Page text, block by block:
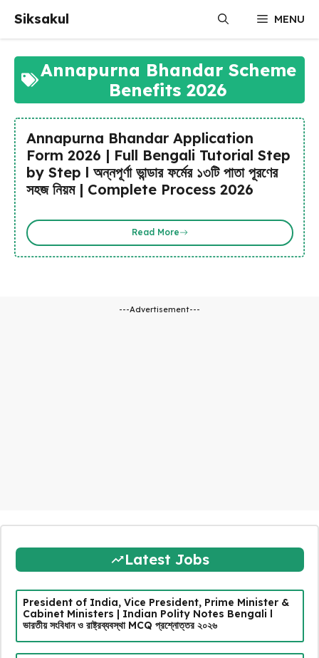
content
Siksakul MENU
Annapurna Bhandar Scheme
Benefits 2026
Annapurna Bhandar Application
Form 2026 | Full Bengali Tutorial Step
by Step l অন্নপূর্ণা ভান্ডার ফর্মের ১৩টি পাতা পূরণের
সহজ নিয়ম | Complete Process 2026
Read More
---Advertisement---
Latest Jobs
President of India, Vice President, Prime Minister &
Cabinet Ministers | Indian Polity Notes Bengali l
ভারতীয় সংবিধান ও রাষ্ট্রব্যবস্থা MCQ প্রশ্নোত্তর ২০২৬